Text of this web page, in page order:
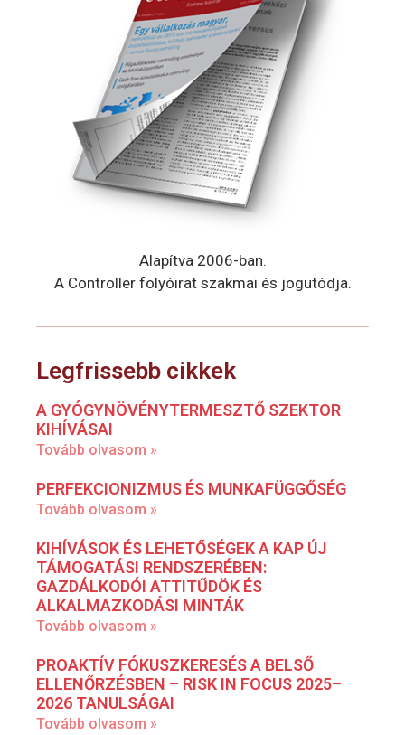
Alapítva 2006-ban.
A Controller folyóirat szakmai és jogutódja.
Legfrissebb cikkek
A GYÓGYNÖVÉNYTERMESZTŐ SZEKTOR
KIHÍVÁSAI
Tovább olvasom »
PERFEKCIONIZMUS ÉS MUNKAFÜGGŐSÉG
Tovább olvasom »
KIHÍVÁSOK ÉS LEHETŐSÉGEK A KAP ÚJ
TÁMOGATÁSI RENDSZERÉBEN:
GAZDÁLKODÓI ATTITŰDÖK ÉS
ALKALMAZKODÁSI MINTÁK
Tovább olvasom »
PROAKTÍV FÓKUSZKERESÉS A BELSŐ
ELLENŐRZÉSBEN – RISK IN FOCUS 2025–
2026 TANULSÁGAI
Tovább olvasom »